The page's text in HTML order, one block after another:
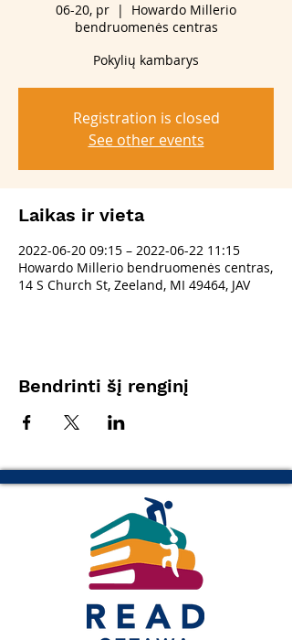
06-20, pr
  |
Howardo Millerio
bendruomenės centras
Pokylių kambarys
Registration is closed
See other events
Laikas ir vieta
2022-06-20 09:15 – 2022-06-22 11:15
Howardo Millerio bendruomenės centras,
14 S Church St, Zeeland, MI 49464, JAV
Bendrinti šį renginį